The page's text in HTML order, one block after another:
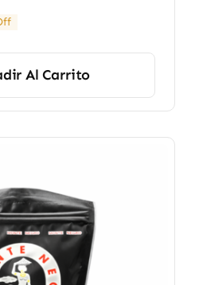
Al Carrito